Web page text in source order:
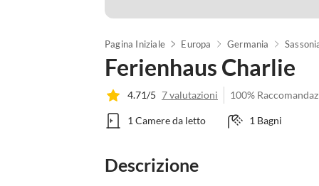
Pagina Iniziale Europa Germania
Ferienhaus Charlie
4.71/5 7 valutazioni 100%
1 Camere da letto 1 Bagni
Descrizione